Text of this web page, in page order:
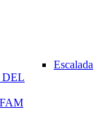
Escalada
DEL